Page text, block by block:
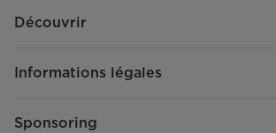
Découvrir
Informations légales
Sponsoring